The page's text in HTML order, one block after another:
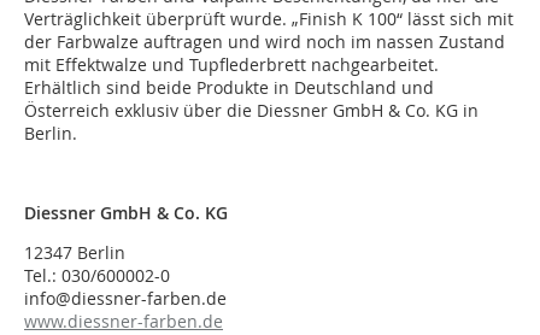
Verträglichkeit überprüft wurde. „Finish K 100“ lässt sich mit
der Farbwalze auftragen und wird noch im nassen Zustand
mit Effektwalze und Tupflederbrett nachgearbeitet.
Erhältlich sind beide Produkte in Deutschland und
Österreich exklusiv über die Diessner GmbH & Co. KG in
Berlin.
Diessner GmbH & Co. KG
12347 Berlin
Tel.: 030/600002-0
info@diessner-farben.de
www.diessner-farben.de